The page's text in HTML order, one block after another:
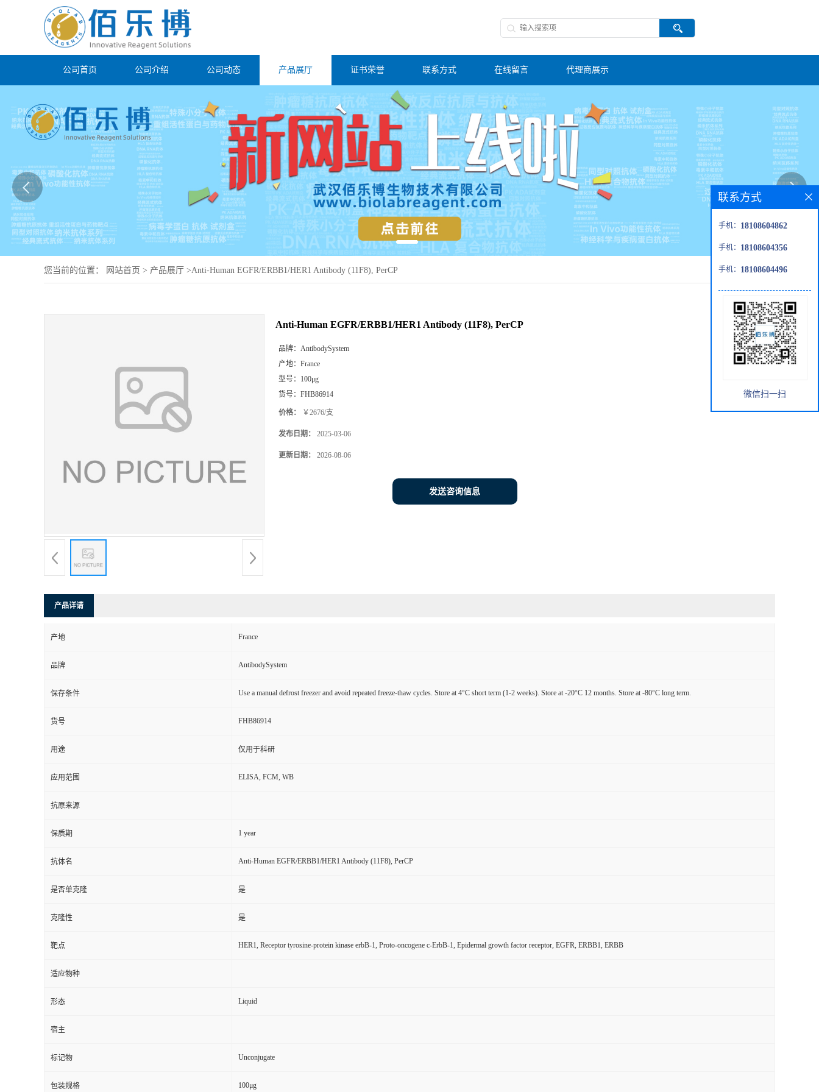
公司首页 公司介绍 公司动态 产品展厅 证书荣誉 联系方式 在线留言 代理商展示
您当前的位置： 网站首页 > 产品展厅 >Anti-Human EGFR/ERBB1/HER1 Antibody (11F8), PerCP
Anti-Human EGFR/ERBB1/HER1 Antibody (11F8), PerCP
品牌： AntibodySystem
产地： France
型号： 100μg
货号： FHB86914
价格： ￥2676/支
发布日期： 2025-03-06
更新日期： 2026-08-06
发送咨询信息
产品详请
产地 France
品牌 AntibodySystem
保存条件 Use a manual defrost freezer and avoid repeated freeze-thaw cycles. Store at 4°C short term (1-2 weeks). Store at -20°C 12 months. Store at -80°C long term.
货号 FHB86914
用途 仅用于科研
应用范围 ELISA, FCM, WB
抗原来源
保质期 1 year
抗体名 Anti-Human EGFR/ERBB1/HER1 Antibody (11F8), PerCP
是否单克隆 是
克隆性 是
靶点 HER1, Receptor tyrosine-protein kinase erbB-1, Proto-oncogene c-ErbB-1, Epidermal growth factor receptor, EGFR, ERBB1, ERBB
适应物种
形态 Liquid
宿主
标记物 Unconjugate
包装规格 100μg
联系方式
手机： 18108604862
手机： 18108604356
手机： 18108604496
微信扫一扫